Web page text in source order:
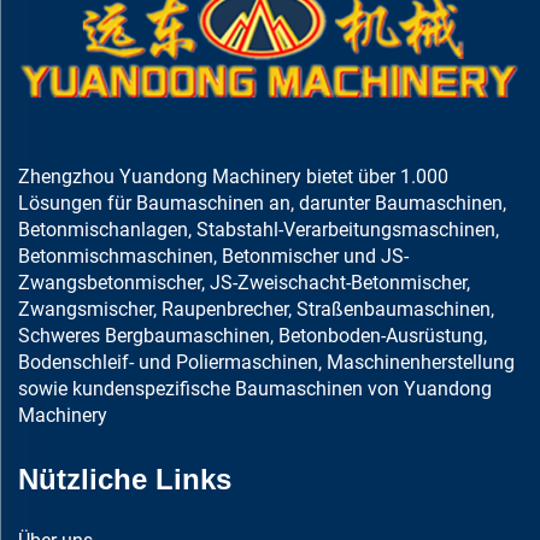
Zhengzhou Yuandong Machinery bietet über 1.000
Lösungen für Baumaschinen an, darunter Baumaschinen,
Betonmischanlagen, Stabstahl-Verarbeitungsmaschinen,
Betonmischmaschinen, Betonmischer und JS-
Zwangsbetonmischer, JS-Zweischacht-Betonmischer,
Zwangsmischer, Raupenbrecher, Straßenbaumaschinen,
Schweres Bergbaumaschinen, Betonboden-Ausrüstung,
Bodenschleif- und Poliermaschinen, Maschinenherstellung
sowie kundenspezifische Baumaschinen von Yuandong
Machinery
Nützliche Links